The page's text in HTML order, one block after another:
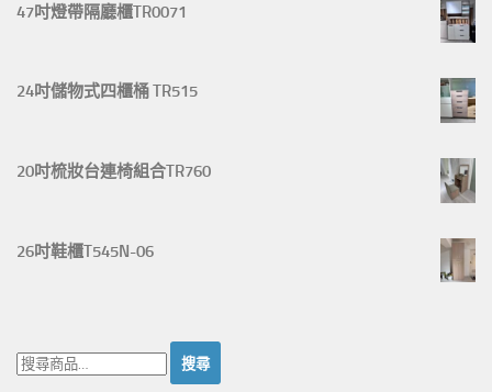
47吋燈帶隔廳櫃TR0071
24吋儲物式四櫃桶 TR515
20吋梳妝台連椅組合TR760
26吋鞋櫃T545N-06
搜
尋：